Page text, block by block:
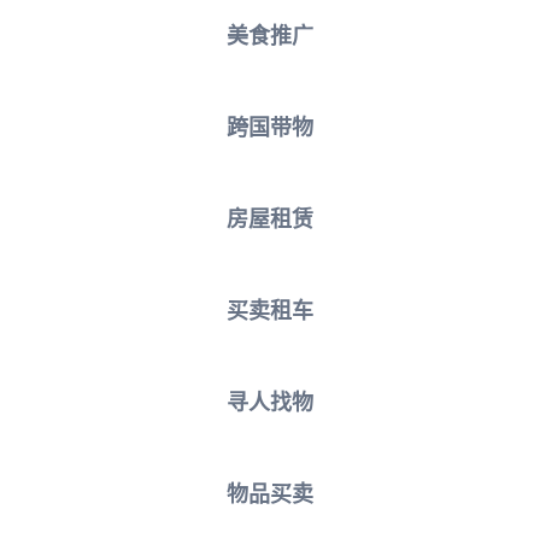
美食推广
跨国带物
房屋租赁
买卖租车
寻人找物
物品买卖